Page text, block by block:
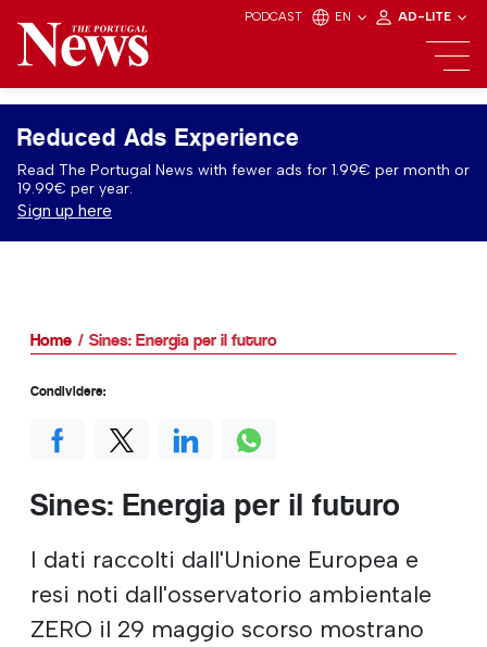
PODCAST EN AD-LITE
Reduced Ads Experience
Read The Portugal News with fewer ads for 1.99€ per month or
19.99€ per year.
Sign up here
Home Sines: Energia per il futuro
Sines: Energia per il futuro
I dati raccolti dall'Unione Europea e
resi noti dall'osservatorio ambientale
ZERO il 29 maggio scorso mostrano
Condividere: